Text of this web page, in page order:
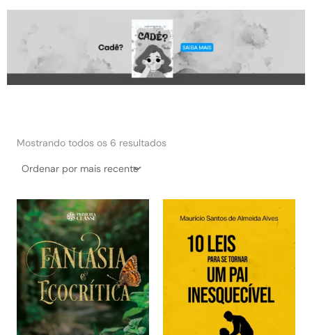
Mostrando todos os 6 resultadospor